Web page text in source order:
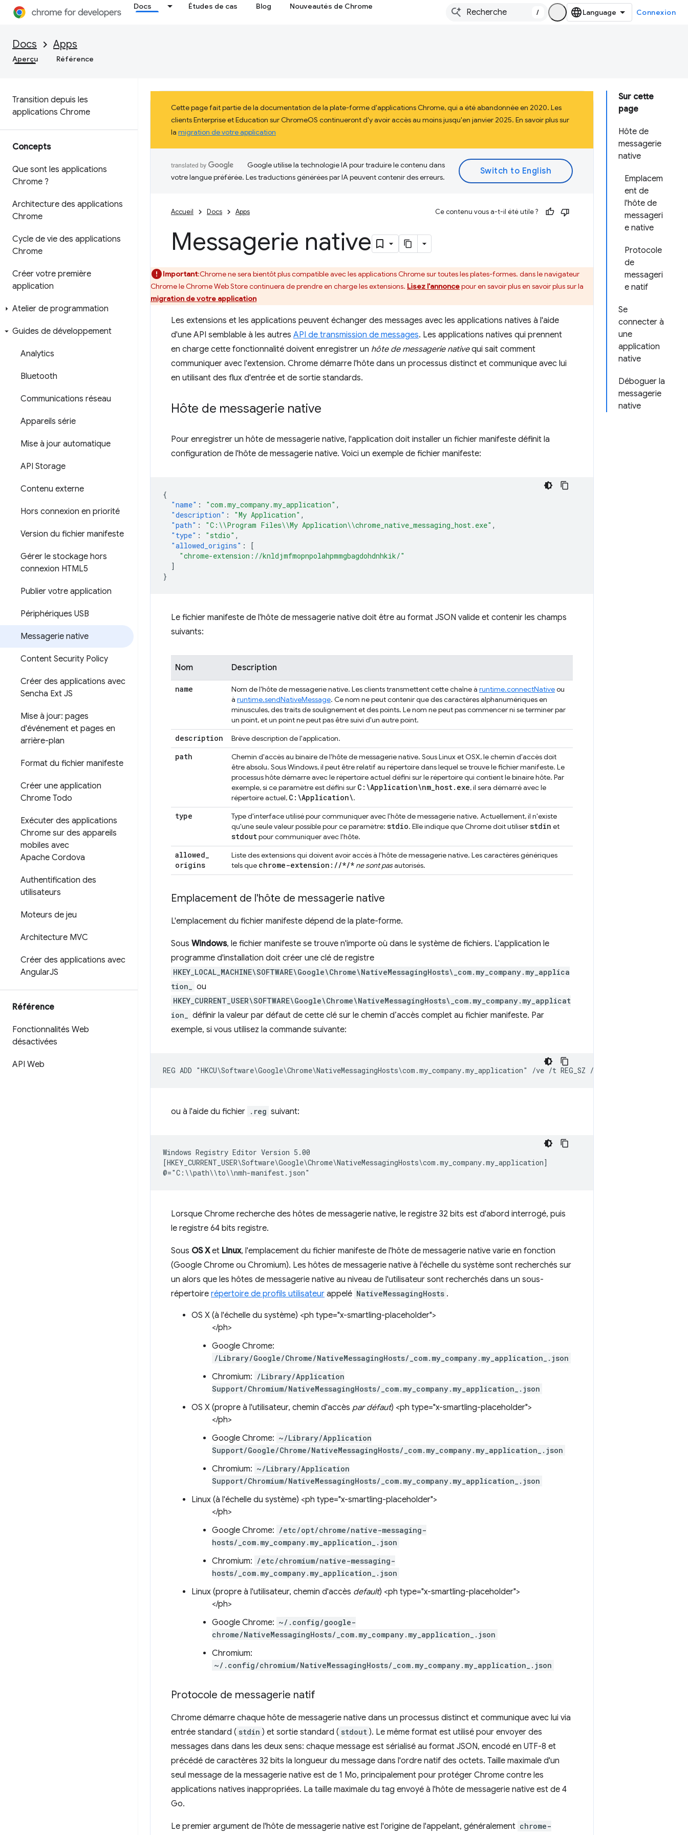
Docs Études de cas Blog Nouveautés de Chrome
/ Connexion
Docs Apps
Aperçu Référence
Transition depuis les
applications Chrome
Concepts
Que sont les applications
Chrome ?
Architecture des applications
Chrome
Cycle de vie des applications
Chrome
Créer votre première
application
Atelier de programmation
Guides de développement
Analytics
Bluetooth
Communications réseau
Appareils série
Mise à jour automatique
API Storage
Contenu externe
Hors connexion en priorité
Version du fichier manifeste
Gérer le stockage hors
connexion HTML5
Publier votre application
Périphériques USB
Messagerie native
Content Security Policy
Créer des applications avec
Sencha Ext JS
Mise à jour: pages
d'événement et pages en
arrière-plan
Format du fichier manifeste
Créer une application
Chrome Todo
Exécuter des applications
Chrome sur des appareils
mobiles avec
Apache Cordova
Authentification des
utilisateurs
Moteurs de jeu
Architecture MVC
Créer des applications avec
AngularJS
Référence
Fonctionnalités Web
désactivées
API Web
Sur cette
page
Hôte de
messagerie
native
Emplacem
ent de
l'hôte de
messageri
e native
Protocole
de
messageri
e natif
Se
connecter à
une
application
native
Déboguer la
messagerie
native
Cette page fait partie de la documentation de la plate-forme d'applications Chrome, qui a été abandonnée en 2020. Les
clients Enterprise et Education sur ChromeOS continueront d'y avoir accès au moins jusqu'en janvier 2025. En savoir plus sur
la migration de votre application
Google utilise la technologie IA pour traduire le contenu dans
votre langue préférée. Les traductions générées par IA peuvent contenir des erreurs.
Accueil Docs Apps Ce contenu vous a-t-il été utile ?
Messagerie native
Important:Chrome ne sera bientôt plus compatible avec les applications Chrome sur toutes les plates-formes. dans le navigateur
Chrome le Chrome Web Store continuera de prendre en charge les extensions. Lisez l'annoncepour en savoir plus en savoir plus sur la
migration de votre application
Les extensions et les applications peuvent échanger des messages avec les applications natives à l'aide
d'une API semblable à les autres API de transmission de messages. Les applications natives qui prennent
en charge cette fonctionnalité doivent enregistrer un hôte de messagerie nativequi sait comment
communiquer avec l'extension. Chrome démarre l'hôte dans un processus distinct et communique avec lui
en utilisant des flux d'entrée et de sortie standards.
Hôte de messagerie native
Pour enregistrer un hôte de messagerie native, l'application doit installer un fichier manifeste définit la
configuration de l'hôte de messagerie native. Voici un exemple de fichier manifeste:
{
"name" : "com.my_company.my_application" ,
"description" : "My Application" ,
"path" : "C:\\Program Files\\My Application\\chrome_native_messaging_host.exe" ,
"type" : "stdio" ,
"allowed_origins" :
[
"chrome-extension://knldjmfmopnpolahpmmgbagdohdnhkik/"
]
}
Le fichier manifeste de l'hôte de messagerie native doit être au format JSON valide et contenir les champs
suivants:
Nom Description
name Nom de l'hôte de messagerie native. Les clients transmettent cette chaîne à runtime.connectNativeou
à runtime.sendNativeMessage. Ce nom ne peut contenir que des caractères alphanumériques en
minuscules, des traits de soulignement et des points. Le nom ne peut pas commencer ni se terminer par
un point, et un point ne peut pas être suivi d'un autre point.
description Brève description de l'application.
path
Chemin d'accès au binaire de l'hôte de messagerie native. Sous Linux et OSX, le chemin d'accès doit
être absolu. Sous Windows, il peut être relatif au répertoire dans lequel se trouve le fichier manifeste. Le
processus hôte démarre avec le répertoire actuel défini sur le répertoire qui contient le binaire hôte. Par
exemple, si ce paramètre est défini sur C:\Application\nm_host. exe, il sera démarré avec le
répertoire actuel, C:\Application\.
type
Type d'interface utilisé pour communiquer avec l'hôte de messagerie native. Actuellement, il n'existe
qu'une seule valeur possible pour ce paramètre: stdio. Elle indique que Chrome doit utiliserstdin et
stdoutpour communiquer avec l'hôte.
allowed_
origins
Liste des extensions qui doivent avoir accès à l'hôte de messagerie native. Les caractères génériques
tels que chrome-extension: //*/* ne sont pasautorisés.
Emplacement de l'hôte de messagerie native
L'emplacement du fichier manifeste dépend de la plate-forme.
Sous Windows, le fichier manifeste se trouve n'importe où dans le système de fichiers. L'application le
programme d'installation doit créer une clé de registre
HKEY_LOCAL_MACHINE\SOFTWARE\Google\Chrome\NativeMessagingHosts\_com.my_company.my_applica
tion_
ou
HKEY_CURRENT_USER\SOFTWARE\Google\Chrome\NativeMessagingHosts\_com.my_company.my_applicat
ion_
définir la valeur par défaut de cette clé sur le chemin d’accès complet au fichier manifeste. Par
exemple, si vous utilisez la commande suivante:
ou à l'aide du fichier .reg suivant:
Windows Registry Editor Version 5.00
[HKEY_CURRENT_USER\Software\Google\Chrome\NativeMessagingHosts\com.my_company.my_application]
Lorsque Chrome recherche des hôtes de messagerie native, le registre 32 bits est d'abord interrogé, puis
le registre 64 bits registre.
Sous OS Xet Linux, l'emplacement du fichier manifeste de l'hôte de messagerie native varie en fonction
(Google Chrome ou Chromium). Les hôtes de messagerie native à l'échelle du système sont recherchés sur
un alors que les hôtes de messagerie native au niveau de l'utilisateur sont recherchés dans un sous-
répertoire répertoire de profils utilisateur appelé NativeMessagingHosts .
OS X (à l'échelle du système) <ph type="x-smartling-placeholder">
</ph>
Google Chrome:
/Library/Google/Chrome/NativeMessagingHosts/_com.my_company.my_application_.json
Chromium: /Library/Application
Support/Chromium/NativeMessagingHosts/_com.my_company.my_application_.json
OS X (propre à l'utilisateur, chemin d'accès par défaut) <ph type="x-smartling-placeholder">
</ph>
Google Chrome: ~/Library/Application
Support/Google/Chrome/NativeMessagingHosts/_com.my_company.my_application_.json
Chromium: ~/Library/Application
Support/Chromium/NativeMessagingHosts/_com.my_company.my_application_.json
Linux (à l'échelle du système) <ph type="x-smartling-placeholder">
</ph>
Google Chrome: /etc/opt/chrome/native-messaging-
hosts/_com.my_company.my_application_.json
Chromium: /etc/chromium/native-messaging-
hosts/_com.my_company.my_application_.json
Linux (propre à l'utilisateur, chemin d'accès default) <ph type="x-smartling-placeholder">
</ph>
Google Chrome: ~/.config/google-
chrome/NativeMessagingHosts/_com.my_company.my_application_.json
Chromium:
~/.config/chromium/NativeMessagingHosts/_com.my_company.my_application_.json
Protocole de messagerie natif
Chrome démarre chaque hôte de messagerie native dans un processus distinct et communique avec lui via
entrée standard ( stdin ) et sortie standard ( stdout ). Le même format est utilisé pour envoyer des
messages dans dans les deux sens: chaque message est sérialisé au format JSON, encodé en UTF-8 et
précédé de caractères 32 bits la longueur du message dans l'ordre natif des octets. Taille maximale d'un
seul message de la messagerie native est de 1 Mo, principalement pour protéger Chrome contre les
applications natives inappropriées. La taille maximale du tag envoyé à l'hôte de messagerie native est de 4
Go.
Le premier argument de l'hôte de messagerie native est l'origine de l'appelant, généralement chrome-